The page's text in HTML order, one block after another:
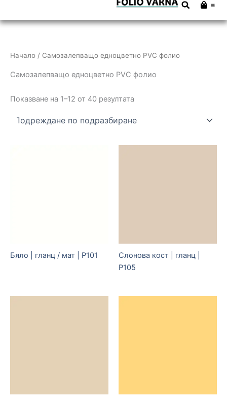
to
Cart
Начало / Самозалепващо едноцветно PVC фолио
Самозалепващо едноцветно PVC фолио
Показване на 1–12 от 40 резултата
Бяло | гланц / мат | P101
Слонова кост | гланц |
P105